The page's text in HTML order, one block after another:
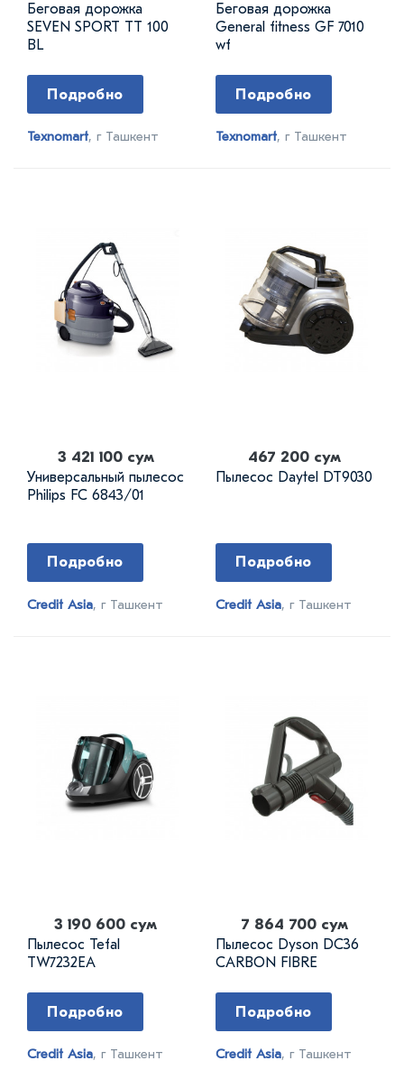
Беговая дорожка
SEVEN SPORT ТТ 100
BL
Подробно
Texnomart, г Ташкент
Беговая дорожка
General fitness GF 7010
wf
Подробно
Texnomart, г Ташкент
3 421 100 сум
Универсальный пылесос
Philips FC 6843/01
Подробно
Credit Asia, г Ташкент
467 200 сум
Пылесос Daytel DT9030
Подробно
Credit Asia, г Ташкент
3 190 600 сум
Пылесос Tefal
TW7232EA
Подробно
Credit Asia, г Ташкент
7 864 700 сум
Пылесос Dyson DC36
CARBON FIBRE
Подробно
Credit Asia, г Ташкент